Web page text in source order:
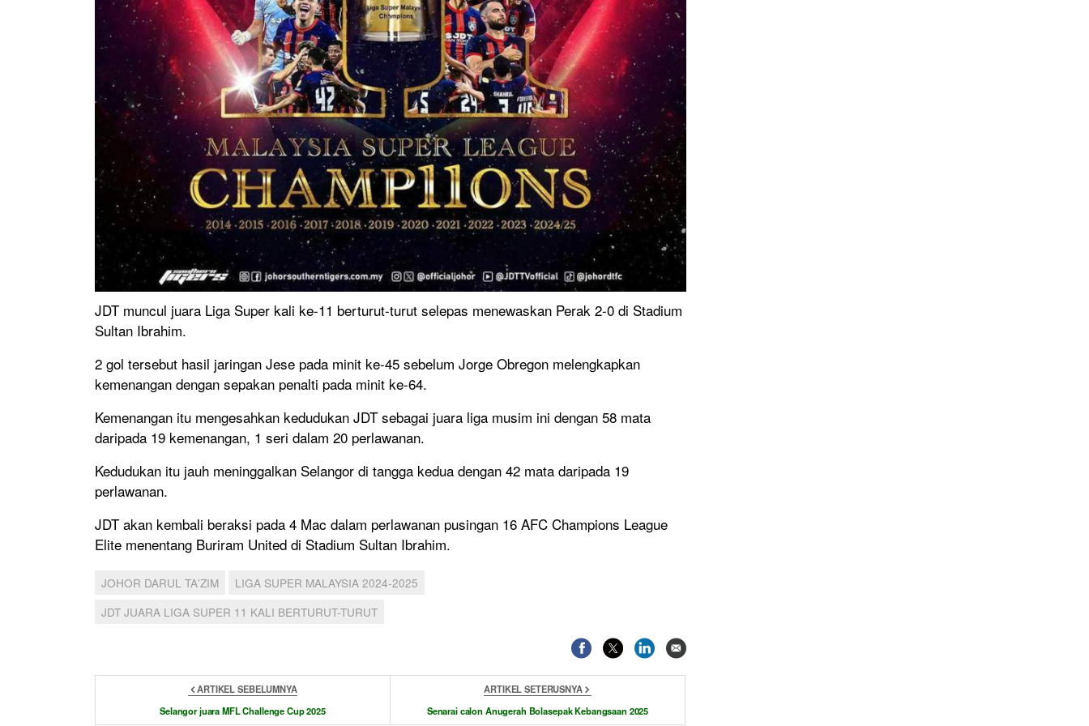
JDT muncul juara Liga Super kali ke-11 berturut-turut selepas menewaskan Perak 2-0 di Stadium
Sultan Ibrahim.
2 gol tersebut hasil jaringan Jese pada minit ke-45 sebelum Jorge Obregon melengkapkan
kemenangan dengan sepakan penalti pada minit ke-64.
Kemenangan itu mengesahkan kedudukan JDT sebagai juara liga musim ini dengan 58 mata
daripada 19 kemenangan, 1 seri dalam 20 perlawanan.
Kedudukan itu jauh meninggalkan Selangor di tangga kedua dengan 42 mata daripada 19
perlawanan.
JDT akan kembali beraksi pada 4 Mac dalam perlawanan pusingan 16 AFC Champions League
Elite menentang Buriram United di Stadium Sultan Ibrahim.
JOHOR DARUL TA'ZIM
LIGA SUPER MALAYSIA 2024-2025
JDT JUARA LIGA SUPER 11 KALI BERTURUT-TURUT
ARTIKEL SEBELUMNYA
Selangor juara MFL Challenge Cup 2025
ARTIKEL SETERUSNYA
Senarai calon Anugerah Bolasepak Kebangsaan 2025